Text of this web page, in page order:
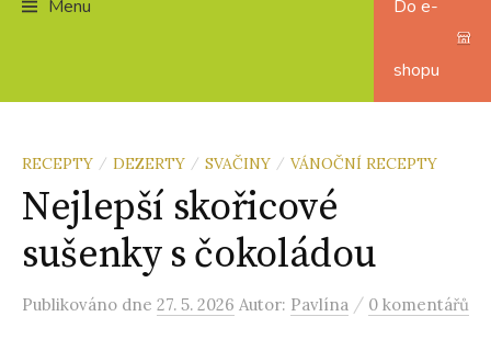
Menu Do e-
shopu
RECEPTY / DEZERTY / SVAČINY / VÁNOČNÍ RECEPTY
Nejlepší skořicové
sušenky s čokoládou
Publikováno dne 27. 5. 2026 Autor: Pavlína / 0 komentářů